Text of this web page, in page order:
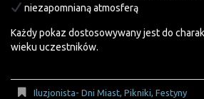
niezapomnianą atmosferą
Każdy pokaz dostosowywany jest do
wieku uczestników.
Iluzjonista- Dni Miast, Pikniki, Festyny